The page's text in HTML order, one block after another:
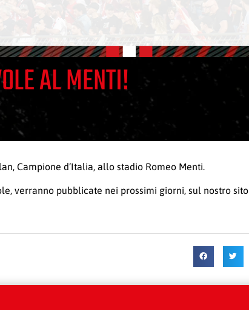
AL MENTI!
Campione d’Italia, allo stadio Romeo Menti.
verranno pubblicate nei prossimi giorni, sul nostro sito